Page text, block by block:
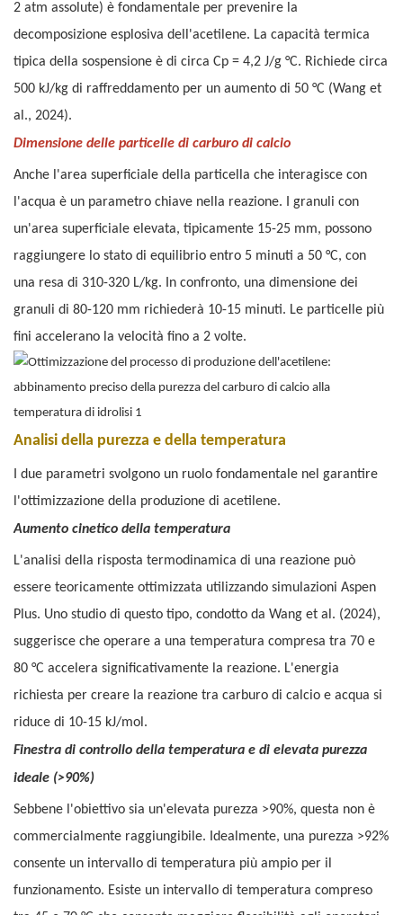
2 atm assolute) è fondamentale per prevenire la
decomposizione esplosiva dell'acetilene. La capacità termica
tipica della sospensione è di circa Cp = 4,2 J/g °C. Richiede circa
500 kJ/kg di raffreddamento per un aumento di 50 °C (Wang et
al., 2024).
Dimensione delle particelle di carburo di calcio
Anche l'area superficiale della particella che interagisce con
l'acqua è un parametro chiave nella reazione. I granuli con
un'area superficiale elevata, tipicamente 15-25 mm, possono
raggiungere lo stato di equilibrio entro 5 minuti a 50 °C, con
una resa di 310-320 L/kg. In confronto, una dimensione dei
granuli di 80-120 mm richiederà 10-15 minuti. Le particelle più
fini accelerano la velocità fino a 2 volte.
Analisi della purezza e della temperatura
I due parametri svolgono un ruolo fondamentale nel garantire
l'ottimizzazione della produzione di acetilene.
Aumento cinetico della temperatura
L'analisi della risposta termodinamica di una reazione può
essere teoricamente ottimizzata utilizzando simulazioni Aspen
Plus. Uno studio di questo tipo, condotto da Wang et al. (2024),
suggerisce che operare a una temperatura compresa tra 70 e
80 °C accelera significativamente la reazione. L'energia
richiesta per creare la reazione tra carburo di calcio e acqua si
riduce di 10-15 kJ/mol.
Finestra di controllo della temperatura e di elevata purezza
ideale (>90%)
Sebbene l'obiettivo sia un'elevata purezza >90%, questa non è
commercialmente raggiungibile. Idealmente, una purezza >92%
consente un intervallo di temperatura più ampio per il
funzionamento. Esiste un intervallo di temperatura compreso